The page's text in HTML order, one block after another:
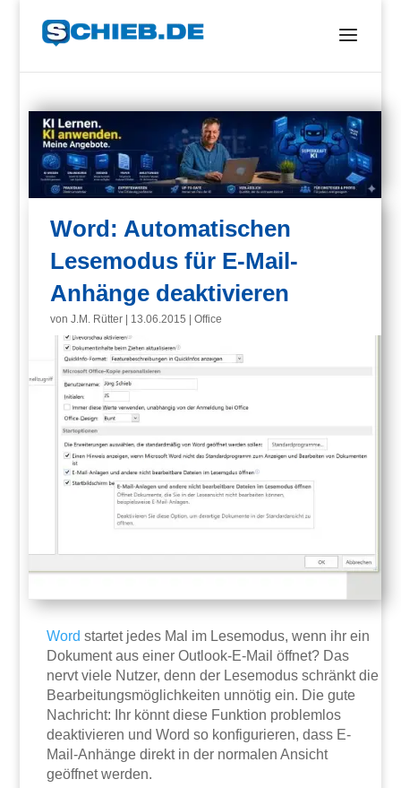
Word: Automatischen
Lesemodus für E-Mail-
Anhänge deaktivieren
vonJ.M. Rütter 13.06.2015 |Office
Word startet jedes Mal im Lesemodus, wenn ihr ein
Dokument aus einer Outlook-E-Mail öffnet? Das
nervt viele Nutzer, denn der Lesemodus schränkt die
Bearbeitungsmöglichkeiten unnötig ein. Die gute
Nachricht: Ihr könnt diese Funktion problemlos
deaktivieren und Word so konfigurieren, dass E-
Mail-Anhänge direkt in der normalen Ansicht
geöffnet werden.